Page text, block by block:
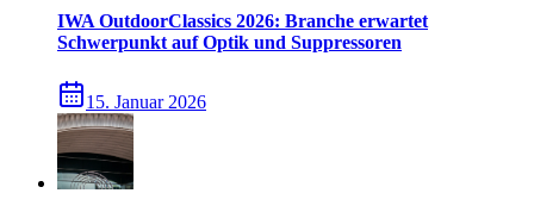
IWA OutdoorClassics 2026: Branche erwartet
Schwerpunkt auf Optik und Suppressoren
15. Januar 2026